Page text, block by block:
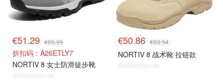
€51.29 €65.99
折扣码：A26ETLY7
NORTIV 8 女士防滑徒步靴
@dealmoon.de
€50.86 €53.54
NORTIV 8 战术靴 拉链款
@dealmoon.de